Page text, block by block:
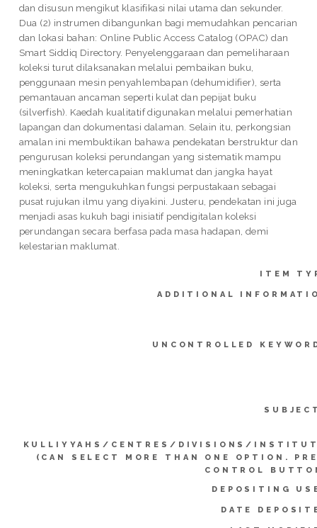
dan disusun mengikut klasifikasi nilai utama dan sekunder.
Dua (2) instrumen dibangunkan bagi memudahkan pencarian
dan lokasi bahan: Online Public Access Catalog (OPAC) dan
Smart Siddiq Directory. Penyelenggaraan dan pemeliharaan
koleksi turut dilaksanakan melalui pembaikan buku,
penggunaan mesin penyahlembapan (dehumidifier), serta
pemantauan ancaman seperti kulat dan pepijat buku
(silverfish). Kaedah kualitatif digunakan melalui pemerhatian
lapangan dan dokumentasi dalaman. Selain itu, perkongsian
amalan ini membuktikan bahawa pendekatan berstruktur dan
pengurusan koleksi perundangan yang sistematik mampu
meningkatkan ketercapaian maklumat dan jangka hayat
koleksi, serta mengukuhkan fungsi perpustakaan sebagai
pusat rujukan ilmu yang diyakini. Justeru, pendekatan ini juga
menjadi asas kukuh bagi inisiatif pendigitalan koleksi
perundangan secara berfasa pada masa hadapan, demi
kelestarian maklumat.
ITEM
ADDITIONAL
UNCONTROLLED
KULLIYYAHS/CENTRES/DIVISIONS/
(CAN SELECT MORE THAN ONE OPTION.
CONTROL
DEPOSITING
DATE